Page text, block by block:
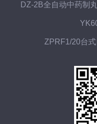
DZ-2B全自动中药制
ZPRF1/20台